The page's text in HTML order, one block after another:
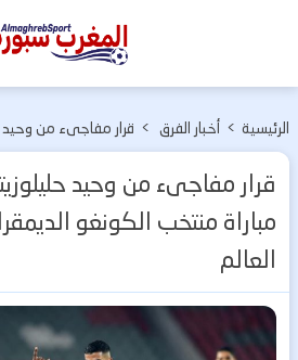
المغرب
الرئيسية > أخبار الفرق > قرار مفاجىء من
قرار مفاجىء من وحيد
مباراة منتخب الكونغو
العالم